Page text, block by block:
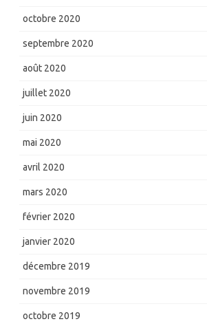
octobre 2020
septembre 2020
août 2020
juillet 2020
juin 2020
mai 2020
avril 2020
mars 2020
février 2020
janvier 2020
décembre 2019
novembre 2019
octobre 2019